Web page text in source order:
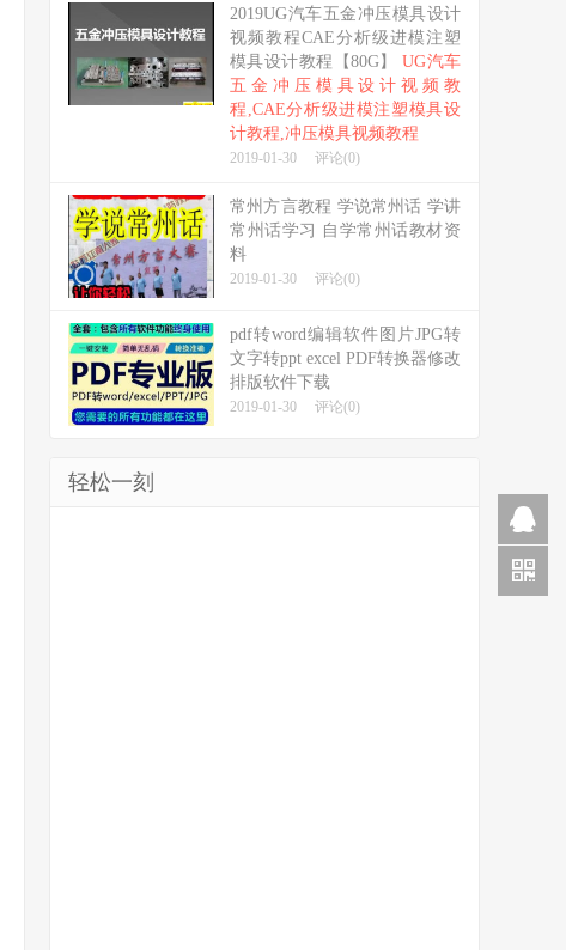
2019UG汽车五金冲压模具设计
视频教程CAE分析级进模注塑
模具设计教程【80G】UG汽车
五金冲压模具设计视频教
程,CAE分析级进模注塑模具设
计教程,冲压模具视频教程
2019-01-30 评论(0)
常州方言教程 学说常州话 学讲
常州话学习 自学常州话教材资
料
2019-01-30 评论(0)
pdf转word编辑软件图片JPG转
文字转ppt excel PDF转换器修改
排版软件下载
2019-01-30 评论(0)
轻松一刻